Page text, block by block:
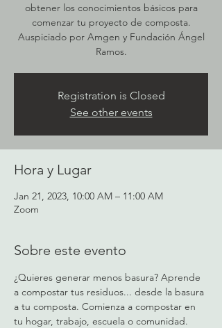
obtener los conocimientos básicos para
comenzar tu proyecto de composta.
Auspiciado por Amgen y Fundación Ángel
Registration is Closed
See other events
Hora y Lugar
Jan 21, 2023, 10:00 AM – 11:00 AM
Zoom
Sobre este evento
¿Quieres generar menos basura? Aprende
a compostar tus residuos... desde la basura
a tu composta. Comienza a compostar en
tu hogar, trabajo, escuela o comunidad.